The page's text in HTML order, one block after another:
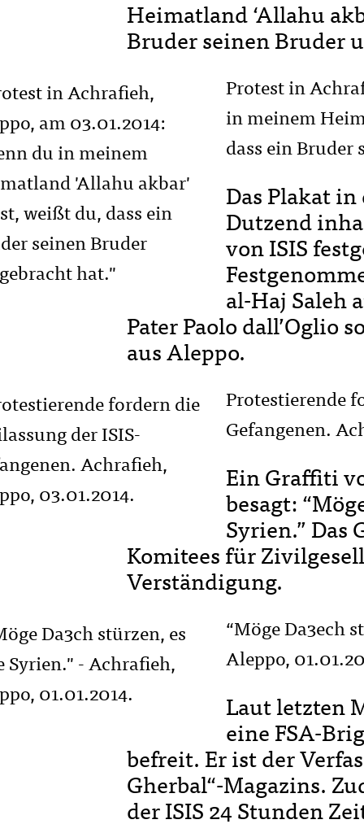
Heimatland ‘Allahu
Bruder seinen Bruder
Protest in
in meinem
dass ein Bruder
Das Plakat
Dutzend
von ISIS
al-Haj Saleh
Pater Paolo dall’Oglio
aus Aleppo.
Protestierende
Gefangenen.
Ein Graffiti
besagt:
Syrien.”
Komitees für
Verständigung.
“Möge Da3ech
Aleppo,
Laut letzten
eine FSA-
befreit. Er ist der
Gherbal“-Magazins.
der ISIS 24 Stunden